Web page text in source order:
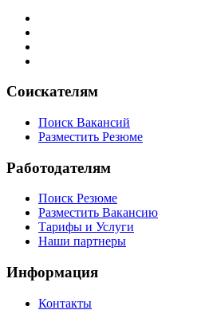
Соискателям
Поиск Вакансий
Разместить Резюме
Работодателям
Поиск Резюме
Разместить Вакансию
Тарифы и Услуги
Наши партнеры
Информация
Контакты